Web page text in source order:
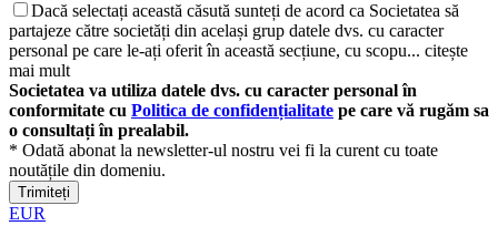
Dacă selectați această căsută sunteți de acord ca Societatea să
partajeze către societăți din același grup datele dvs. cu caracter
personal pe care le-ați oferit în această secțiune, cu scopu... citește
mai mult
Societatea va utiliza datele dvs. cu caracter personal în
conformitate cu Politica de confidențialitate pe care vă rugăm sa
o consultați în prealabil.
* Odată abonat la newsletter-ul nostru vei fi la curent cu toate
noutățile din domeniu.
Trimiteți
EUR